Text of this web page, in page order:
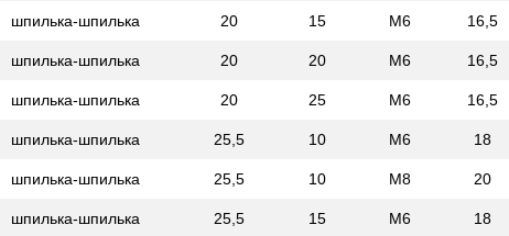
шпилька-шпилька 20 15 M6 16,5
шпилька-шпилька 20 20 M6 16,5
шпилька-шпилька 20 25 M6 16,5
шпилька-шпилька 25,5 10 M6 18
шпилька-шпилька 25,5 10 M8 20
шпилька-шпилька 25,5 15 M6 18